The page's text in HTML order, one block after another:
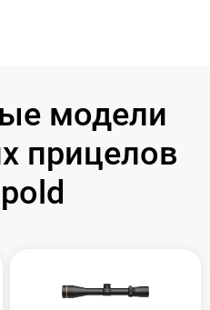
модели
прицелов